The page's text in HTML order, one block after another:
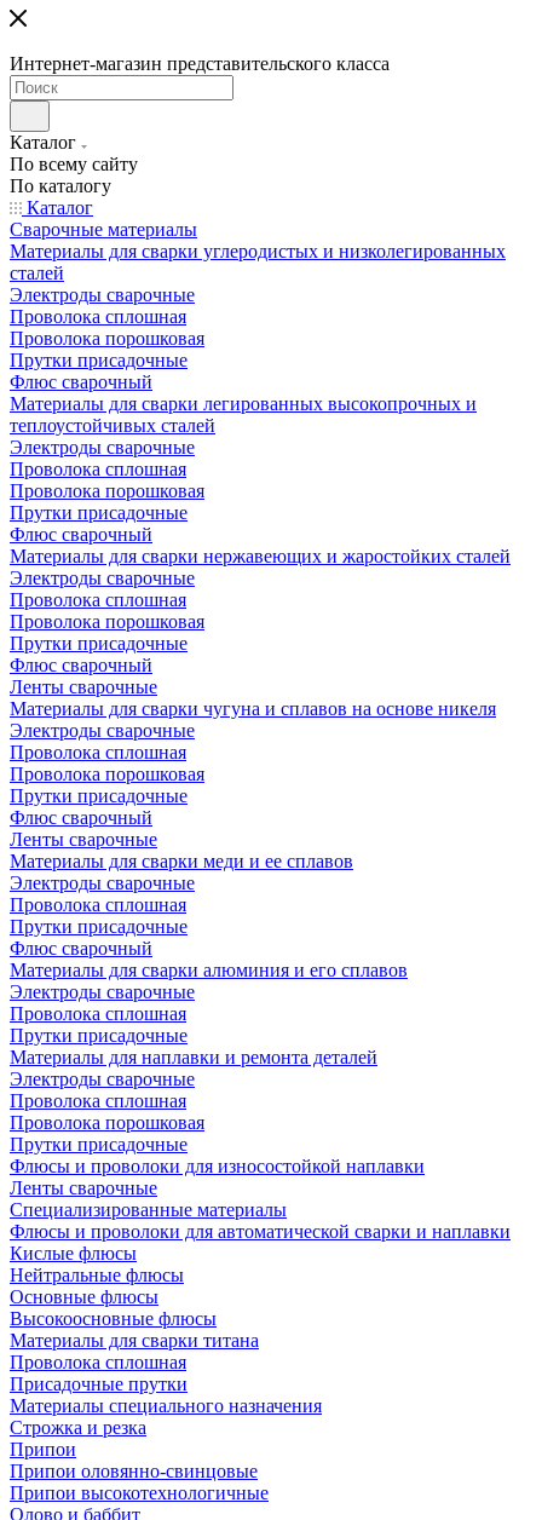
Интернет-магазин представительского класса
Каталог
По всему сайту
По каталогу
Каталог
Сварочные материалы
Материалы для сварки углеродистых и низколегированных
сталей
Электроды сварочные
Проволока сплошная
Проволока порошковая
Прутки присадочные
Флюс сварочный
Материалы для сварки легированных высокопрочных и
теплоустойчивых сталей
Электроды сварочные
Проволока сплошная
Проволока порошковая
Прутки присадочные
Флюс сварочный
Материалы для сварки нержавеющих и жаростойких сталей
Электроды сварочные
Проволока сплошная
Проволока порошковая
Прутки присадочные
Флюс сварочный
Ленты сварочные
Материалы для сварки чугуна и сплавов на основе никеля
Электроды сварочные
Проволока сплошная
Проволока порошковая
Прутки присадочные
Флюс сварочный
Ленты сварочные
Материалы для сварки меди и ее сплавов
Электроды сварочные
Проволока сплошная
Прутки присадочные
Флюс сварочный
Материалы для сварки алюминия и его сплавов
Электроды сварочные
Проволока сплошная
Прутки присадочные
Материалы для наплавки и ремонта деталей
Электроды сварочные
Проволока сплошная
Проволока порошковая
Прутки присадочные
Флюсы и проволоки для износостойкой наплавки
Ленты сварочные
Специализированные материалы
Флюсы и проволоки для автоматической сварки и наплавки
Кислые флюсы
Нейтральные флюсы
Основные флюсы
Высокоосновные флюсы
Материалы для сварки титана
Проволока сплошная
Присадочные прутки
Материалы специального назначения
Строжка и резка
Припои
Припои оловянно-свинцовые
Припои высокотехнологичные
Олово и баббит